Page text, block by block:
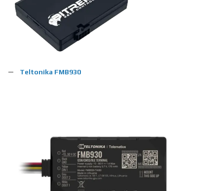
Teltonika FMB930